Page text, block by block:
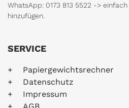
WhatsApp: 0173 813 5522 ->
hinzufügen.
SERVICE
Papiergewichtsrechner
Datenschutz
Impressum
AGB